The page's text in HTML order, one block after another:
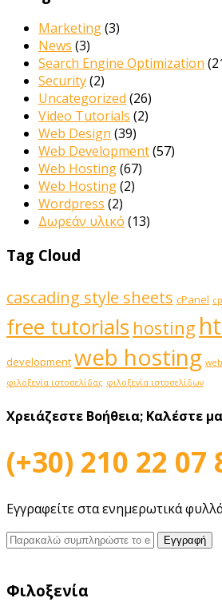
Marketing(3)
News (3)
Search Engine Optimization
Security(2)
Uncategorized (26)
Video Tutorials (2)
Web Design (39)
Web Development(57)
Web Hosting(67)
Web Hosting(2)
Wordpress (2)
Δωρεάν υλικό (13)
Tag Cloud
cascading style sheets cPanel
free tutorials hosting
development web hosting
φιλοξενία ιστοσελίδας φιλοξενία ιστοσελίδων
Χρειάζεστε Βοήθεια; Καλέστε
(+30) 210 22 07
Εγγραφείτε στα ενημερωτικά
Φιλοξενία